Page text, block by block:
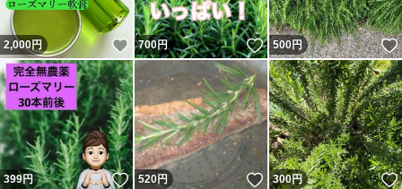
こちらは、ゆうパケットで発送します。
ゆうパケットは、到着時まで、
数日かかる時もあります。
■手数料、お箱代、送料、包装代が引かれますので、400
円、位の商品となります。
2,000円 いいね！
700円 いいね！
500円
399円 いいね！
520円 いいね！
300円